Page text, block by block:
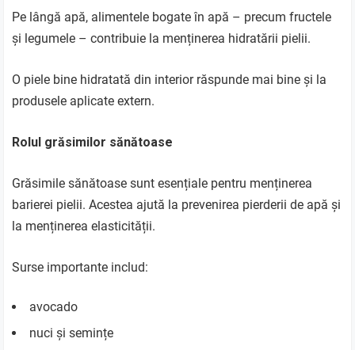
Pe lângă apă, alimentele bogate în apă – precum fructele
și legumele – contribuie la menținerea hidratării pielii.
O piele bine hidratată din interior răspunde mai bine și la
produsele aplicate extern.
Rolul grăsimilor sănătoase
Grăsimile sănătoase sunt esențiale pentru menținerea
barierei pielii. Acestea ajută la prevenirea pierderii de apă și
la menținerea elasticității.
Surse importante includ:
avocado
nuci și semințe